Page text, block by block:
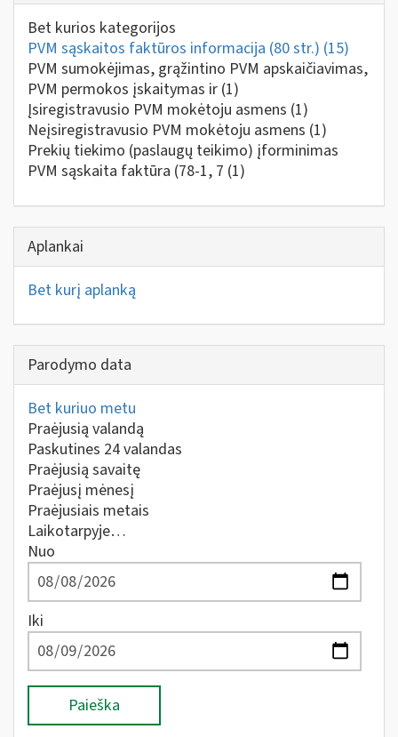
Bet kurios kategorijos
PVM sąskaitos faktūros informacija (80 str.) (15)
PVM sumokėjimas, grąžintino PVM apskaičiavimas,
PVM permokos įskaitymas ir (1)
Įsiregistravusio PVM mokėtoju asmens (1)
Neįsiregistravusio PVM mokėtoju asmens (1)
Prekių tiekimo (paslaugų teikimo) įforminimas
PVM sąskaita faktūra (78-1, 7 (1)
Aplankai
Bet kurį aplanką
Parodymo data
Bet kuriuo metu
Praėjusią valandą
Paskutines 24 valandas
Praėjusią savaitę
Praėjusį mėnesį
Praėjusiais metais
Laikotarpyje…
Nuo
Iki
Paieška